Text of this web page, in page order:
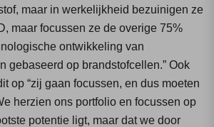
maar in werkelijkheid bezuinigen ze
maar focussen ze de overige 75%
ontwikkeling van
gebaseerd op brandstofcellen.” Ook
op “zij gaan focussen, en dus moeten
herzien ons portfolio en focussen op
potentie ligt, maar dat we door